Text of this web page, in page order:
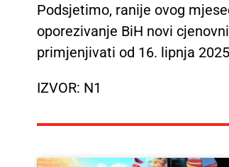
Podsjetimo, ranije ovog
oporezivanje BiH novi
primjenjivati od 16. lipnja
IZVOR: N1